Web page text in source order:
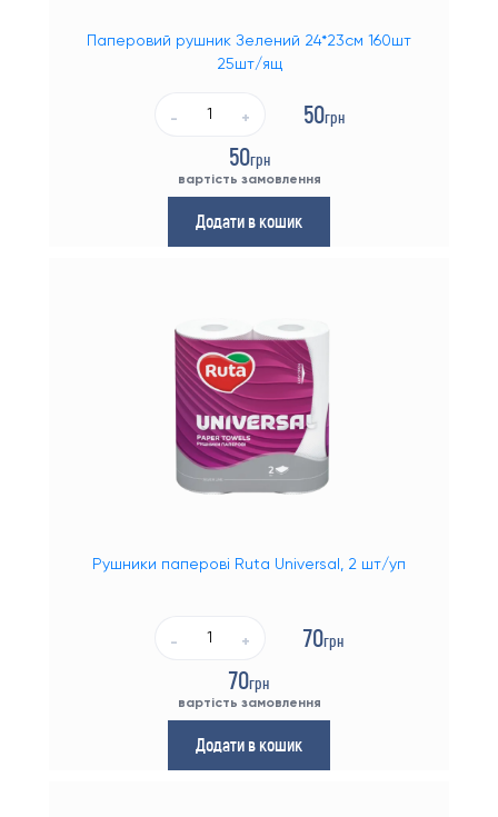
Паперовий рушник Зелений 24*23см 160шт
25шт/ящ
- + 50грн
50грн
вартість замовлення
Додати в кошик
Рушники паперові Ruta Universal, 2 шт/уп
- + 70грн
70грн
вартість замовлення
Додати в кошик